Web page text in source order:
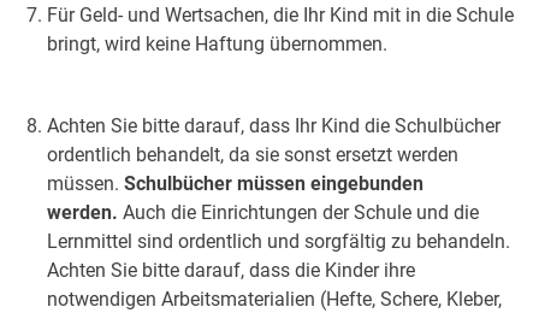
Für Geld- und Wertsachen, die Ihr Kind mit in die Schule
bringt, wird keine Haftung übernommen.
Achten Sie bitte darauf, dass Ihr Kind die Schulbücher
ordentlich behandelt, da sie sonst ersetzt werden
müssen.Schulbücher müssen eingebunden
werden. Auch die Einrichtungen der Schule und die
Lernmittel sind ordentlich und sorgfältig zu behandeln.
Achten Sie bitte darauf, dass die Kinder ihre
notwendigen Arbeitsmaterialien (Hefte, Schere, Kleber,